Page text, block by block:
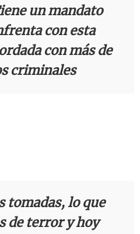
un mandato
con esta
con más de
criminales
tomadas, lo que
de terror y hoy